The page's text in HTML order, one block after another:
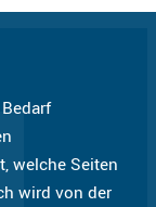
welche Seiten
wird von der